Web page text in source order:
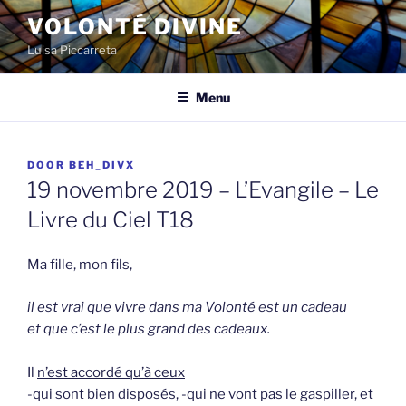
Spring
naar
de
inhoud
VOLONTÉ DIVINE
Luisa Piccarreta
Menu
GEPLAATST
OP
DOOR BEH_DIVX
19 novembre 2019 – L’Evangile – Le
Livre du Ciel T18
Ma fille, mon fils,
il est vrai que vivre dans ma Volonté est un cadeau
et que c’est le plus grand des cadeaux.
Il n’est accordé qu’à ceux
-qui sont bien disposés, -qui ne vont pas le gaspiller, et